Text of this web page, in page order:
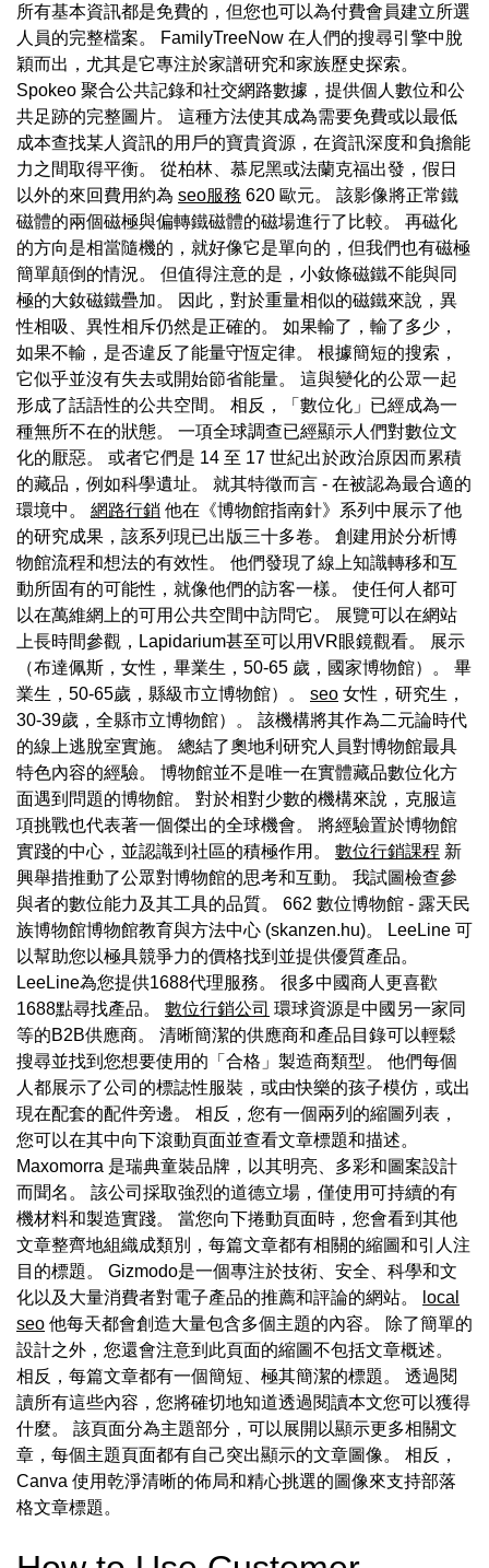
所有基本資訊都是免費的，但您也可以為付費會員建立所選
人員的完整檔案。 FamilyTreeNow 在人們的搜尋引擎中脫
穎而出，尤其是它專注於家譜研究和家族歷史探索。
Spokeo 聚合公共記錄和社交網路數據，提供個人數位和公
共足跡的完整圖片。 這種方法使其成為需要免費或以最低
成本查找某人資訊的用戶的寶貴資源，在資訊深度和負擔能
力之間取得平衡。 從柏林、慕尼黑或法蘭克福出發，假日
以外的來回費用約為 seo服務 620 歐元。 該影像將正常鐵
磁體的兩個磁極與偏轉鐵磁體的磁場進行了比較。 再磁化
的方向是相當隨機的，就好像它是單向的，但我們也有磁極
簡單顛倒的情況。 但值得注意的是，小釹條磁鐵不能與同
極的大釹磁鐵疊加。 因此，對於重量相似的磁鐵來說，異
性相吸、異性相斥仍然是正確的。 如果輸了，輸了多少，
如果不輸，是否違反了能量守恆定律。 根據簡短的搜索，
它似乎並沒有失去或開始節省能量。 這與變化的公眾一起
形成了話語性的公共空間。 相反，「數位化」已經成為一
種無所不在的狀態。 一項全球調查已經顯示人們對數位文
化的厭惡。 或者它們是 14 至 17 世紀出於政治原因而累積
的藏品，例如科學遺址。 就其特徵而言 - 在被認為最合適的
環境中。 網路行銷 他在《博物館指南針》系列中展示了他
的研究成果，該系列現已出版三十多卷。 創建用於分析博
物館流程和想法的有效性。 他們發現了線上知識轉移和互
動所固有的可能性，就像他們的訪客一樣。 使任何人都可
以在萬維網上的可用公共空間中訪問它。 展覽可以在網站
上長時間參觀，Lapidarium甚至可以用VR眼鏡觀看。 展示
（布達佩斯，女性，畢業生，50-65 歲，國家博物館）。 畢
業生，50-65歲，縣級市立博物館）。 seo 女性，研究生，
30-39歲，全縣市立博物館）。 該機構將其作為二元論時代
的線上逃脫室實施。 總結了奧地利研究人員對博物館最具
特色內容的經驗。 博物館並不是唯一在實體藏品數位化方
面遇到問題的博物館。 對於相對少數的機構來說，克服這
項挑戰也代表著一個傑出的全球機會。 將經驗置於博物館
實踐的中心，並認識到社區的積極作用。 數位行銷課程 新
興舉措推動了公眾對博物館的思考和互動。 我試圖檢查參
與者的數位能力及其工具的品質。 662 數位博物館 - 露天民
族博物館博物館教育與方法中心 (skanzen.hu)。 LeeLine 可
以幫助您以極具競爭力的價格找到並提供優質產品。
LeeLine為您提供1688代理服務。 很多中國商人更喜歡
1688點尋找產品。 數位行銷公司 環球資源是中國另一家同
等的B2B供應商。 清晰簡潔的供應商和產品目錄可以輕鬆
搜尋並找到您想要使用的「合格」製造商類型。 他們每個
人都展示了公司的標誌性服裝，或由快樂的孩子模仿，或出
現在配套的配件旁邊。 相反，您有一個兩列的縮圖列表，
您可以在其中向下滾動頁面並查看文章標題和描述。
Maxomorra 是瑞典童裝品牌，以其明亮、多彩和圖案設計
而聞名。 該公司採取強烈的道德立場，僅使用可持續的有
機材料和製造實踐。 當您向下捲動頁面時，您會看到其他
文章整齊地組織成類別，每篇文章都有相關的縮圖和引人注
目的標題。 Gizmodo是一個專注於技術、安全、科學和文
化以及大量消費者對電子產品的推薦和評論的網站。
local
seo 他每天都會創造大量包含多個主題的內容。 除了簡單的
設計之外，您還會注意到此頁面的縮圖不包括文章概述。
相反，每篇文章都有一個簡短、極其簡潔的標題。 透過閱
讀所有這些內容，您將確切地知道透過閱讀本文您可以獲得
什麼。 該頁面分為主題部分，可以展開以顯示更多相關文
章，每個主題頁面都有自己突出顯示的文章圖像。 相反，
Canva 使用乾淨清晰的佈局和精心挑選的圖像來支持部落
格文章標題。